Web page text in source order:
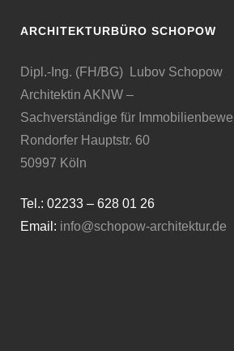
ARCHITEKTURBÜRO SCHOPOW
Dipl.-Ing. (FH/BG) Lubov Schopow
Architektin AKNW –
Sachverständige für
Rondorfer Hauptstr. 60
50997 Köln
Tel.: 02233 – 628 01 26
Email: info@schopow-architektur.de